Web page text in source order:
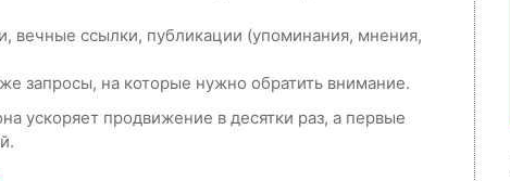
ссылки, публикации (упоминания, мнения,
запросы, на которые нужно обратить внимание.
ускоряет продвижение в десятки раз, а первые